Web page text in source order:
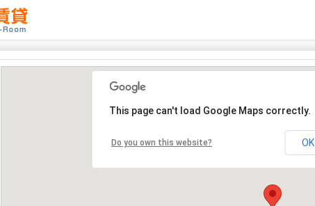
This page can't load Google Maps correctly.
Do you own this website? OK